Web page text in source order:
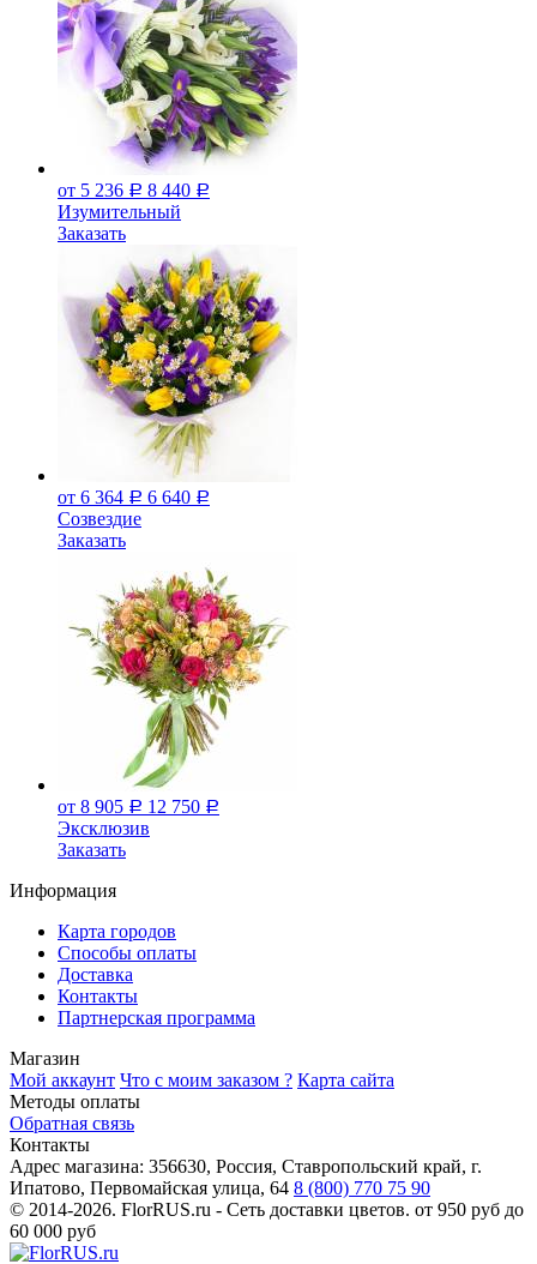
от 5 236 Р 8 440 Р
Изумительный
Заказать
от 6 364 Р 6 640 Р
Созвездие
Заказать
от 8 905 Р 12 750 Р
Эксклюзив
Заказать
Информация
Карта городов
Способы оплаты
Доставка
Контакты
Партнерская программа
Магазин
Мой аккаунт Что с моим заказом ? Карта сайта
Методы оплаты
Обратная связь
Контакты
Адрес магазина: 356630, Россия, Ставропольский край, г.
Ипатово, Первомайская улица, 64 8 (800) 770 75 90
© 2014-2026. FlorRUS.ru - Сеть доставки цветов. от 950 руб до
60 000 руб